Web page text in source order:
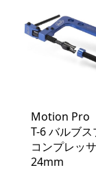
Motion Pro
T-6 バルブ
コンプレッ
24mm